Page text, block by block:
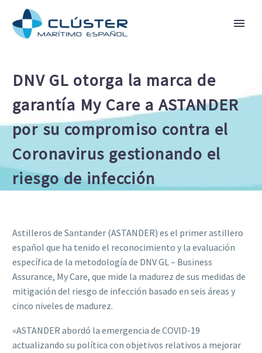
DNV GL otorga la marca de
garantía My Care a ASTANDER
por su compromiso contra el
Coronavirus gestionando el
riesgo de infección
Astilleros de Santander (ASTANDER) es el primer astillero
español que ha tenido el reconocimiento y la evaluación
específica de la metodología de DNV GL – Business
Assurance, My Care, que mide la madurez de sus medidas de
mitigación del riesgo de infección basado en seis áreas y
cinco niveles de madurez.
«ASTANDER abordó la emergencia de COVID-19
actualizando su política con objetivos relativos a mejorar